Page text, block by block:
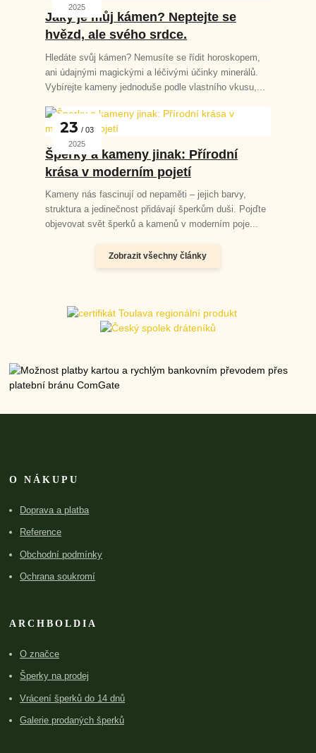
2025
Jaký je můj kámen? Neptejte se
hvězd, ale svého srdce.
Hledáte svůj kámen? Nemusíte se řídit horoskopem,
ani údajnými magickými a léčivými účinky minerálů.
Vybírejte kameny jednoduše podle vlastního vkusu,...
23
03
2025
Šperky a kameny jinak: Přírodní
krása v moderním pojetí
Kameny nás fascinují od nepaměti – jejich barvy,
struktura a jedinečnost přidávají šperkům duši. Pojďte
objevovat svět šperků a kamenů v moderním poje...
Zobrazit všechny články
O NÁKUPU
Doprava a platba
Reference
Obchodní podmínky
Ochrana soukromí
ARCHBOLDIA
O značce
Šperky na prodej
Vrácení šperků do 14 dnů
Galerie prodaných šperků